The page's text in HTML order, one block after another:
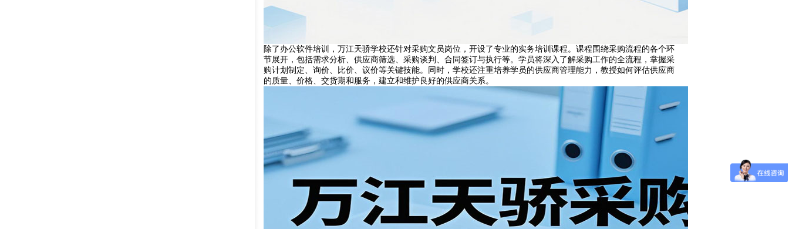
除了办公软件培训，万江天骄学校还针对采购文员岗位，开设了专业的实务培训课程。课程围绕采购流程的各个环
节展开，包括需求分析、供应商筛选、采购谈判、合同签订与执行等。学员将深入了解采购工作的全流程，掌握采
购计划制定、询价、比价、议价等关键技能。同时，学校还注重培养学员的供应商管理能力，教授如何评估供应商
的质量、价格、交货期和服务，建立和维护良好的供应商关系。